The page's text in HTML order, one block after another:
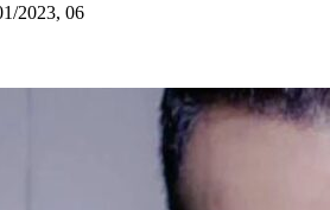
2023, 06